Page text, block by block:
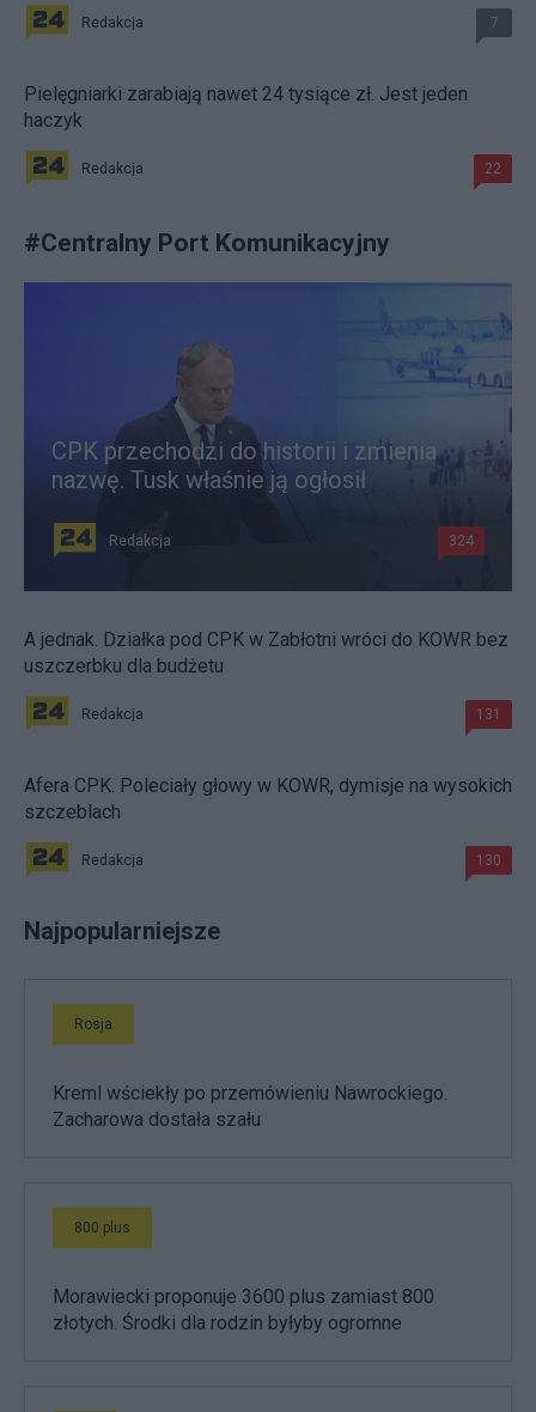
Redakcja 7
Pielęgniarki zarabiają nawet 24 tysiące zł. Jest jeden
haczyk
Redakcja 22
#Centralny Port Komunikacyjny
CPK przechodzi do historii i zmienia
nazwę. Tusk właśnie ją ogłosił
Redakcja 324
A jednak. Działka pod CPK w Zabłotni wróci do KOWR bez
uszczerbku dla budżetu
Redakcja 131
Afera CPK. Poleciały głowy w KOWR, dymisje na wysokich
szczeblach
Redakcja 130
Najpopularniejsze
Rosja
Kreml wściekły po przemówieniu Nawrockiego.
Zacharowa dostała szału
800 plus
Morawiecki proponuje 3600 plus zamiast 800
złotych. Środki dla rodzin byłyby ogromne